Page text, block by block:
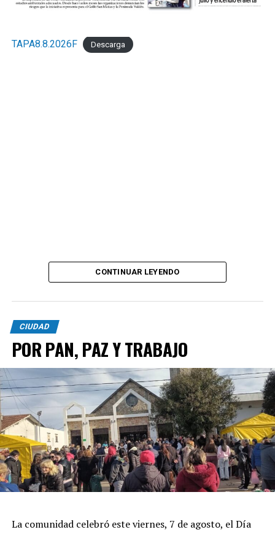
TAPA8.8.2026F Descarga
CONTINUAR LEYENDO
CIUDAD
POR PAN, PAZ Y TRABAJO
La comunidad celebró este viernes, 7 de agosto, el Día